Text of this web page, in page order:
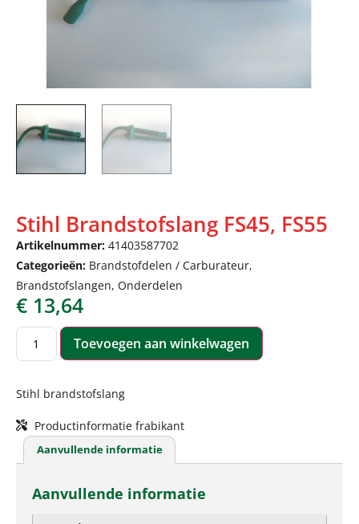
Stihl Brandstofslang FS45, FS55
Artikelnummer: 41403587702
Categorieën: Brandstofdelen / Carburateur,
Brandstofslangen, Onderdelen
€ 13,64
Toevoegen aan winkelwagen
Stihl brandstofslang
Productinformatie frabikant
Aanvullende informatie
Aanvullende informatie